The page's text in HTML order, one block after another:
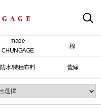
made
CHUNGAGE
棉
防水/特種布料 蕾絲